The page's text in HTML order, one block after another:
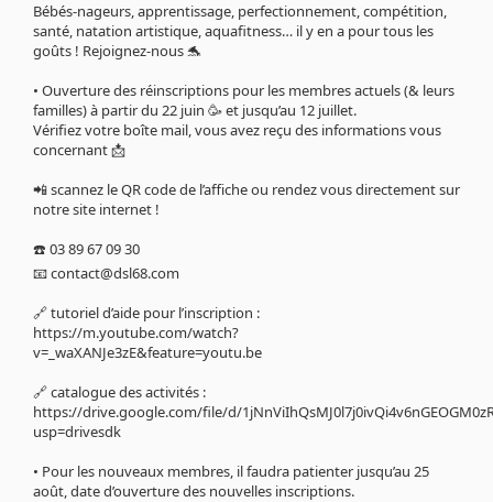
Bébés-nageurs, apprentissage, perfectionnement, compétition,
santé, natation artistique, aquafitness… il y en a pour tous les
goûts ! Rejoignez-nous 🐬
• Ouverture des réinscriptions pour les membres actuels (& leurs
familles) à partir du 22 juin 🥳 et jusqu’au 12 juillet.
Vérifiez votre boîte mail, vous avez reçu des informations vous
concernant 📩
📲 scannez le QR code de l’affiche ou rendez vous directement sur
notre site internet !
☎️ 03 89 67 09 30
📧 contact@dsl68.com
🔗 tutoriel d’aide pour l’inscription :
https://m.youtube.com/watch?
v=_waXANJe3zE&feature=youtu.be
🔗 catalogue des activités :
https://drive.google.com/file/d/
usp=drivesdk
• Pour les nouveaux membres, il faudra patienter jusqu’au 25
août, date d’ouverture des nouvelles inscriptions.